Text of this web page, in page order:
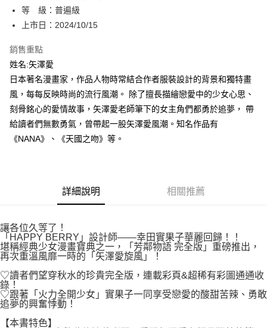
１．於結帳方式選擇「AFTEE先享後付」後，將跳轉至「AFTEE先享後付」
結帳頁面，進行簡訊認證並確認金額後，即可完成結帳。
２．訂單成立數日內，您將收到繳費通知簡訊。
ATM／網路銀行／等多元方式進行付款，方視為交易完成。
※ 請注意：結帳手續完成當下不需立刻繳費，但若您需要取消訂單，請聯絡
購買商品的店家。未經商家同意取消之訂單仍視為有效，需透過AFTEE先享
後付繳納相關費用。
※ 交易是否成功請以「AFTEE先享後付 」之結帳頁面顯示為準，若有關於
是否繳費成功／繳費後需取消欲退款等相關疑問，請聯繫「AFTEE先享後付
【注意事項】
https://aftee.tw/terms/#terms3
３．未成年的使用者請事先徵得法定代理人或監護人之同意方可使用
任。
４．使用「AFTEE先享後付」時，將依據個別帳號之用戶狀況，依本公司即
時審查核予不同之上限額度；若仍有額度不足之情形，本公司將視審查結果
請求用戶進行身份認證。
恩沛科技股份有限公司將有權停止該用戶之使用額度並採取法律行動。
付款後全家取貨
每筆NT$80，滿NT$500(含以上)免運費
付款後萊爾富取貨
每筆NT$80，滿NT$500(含以上)免運費
7-11取貨付款
每筆NT$80，滿NT$500(含以上)免運費
每筆NT$100，滿NT$800(含以上)免運費
國家/地區配送 查看運費
等 級：普遍級
上市日：2024/10/15
銷售重點
姓名:矢澤愛
日本著名漫畫家，作品人物時常結合作者服裝設計的背景和獨特畫
風，每每反映時尚的流行風潮。 除了擅長描繪戀愛中的少女心思、
刻骨銘心的愛情故事，矢澤愛老師筆下的女主角們都勇於追夢， 帶
給讀者們無數勇氣，曾帶起一股矢澤愛風潮。知名作品有
《NANA》、《天國之吻》等。
詳細說明 相關推薦
讓各位久等了！
「HAPPY BERRY」設計師——幸田實果子華麗回歸！！
堪稱經典少女漫畫寶典之一，「芳鄰物語 完全版」重磅推出，
再次重溫風靡一時的「矢澤愛旋風」！
♡讀者們望穿秋水的珍貴完全版，連載彩頁&超稀有彩圖通通收
錄！
♡跟著「火力全開少女」實果子一同享受戀愛的酸甜苦辣、勇敢
追夢的興奮悸動！
【本書特色】